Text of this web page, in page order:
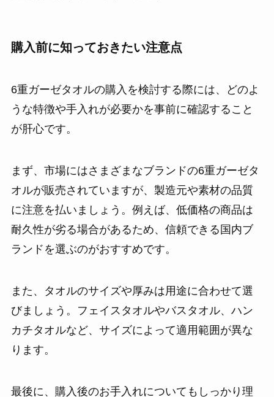
購入前に知っておきたい注意点
6重ガーゼタオルの購入を検討する際には、どのよ
うな特徴や手入れが必要かを事前に確認すること
が肝心です。
まず、市場にはさまざまなブランドの6重ガーゼタ
オルが販売されていますが、製造元や素材の品質
に注意を払いましょう。例えば、低価格の商品は
耐久性が劣る場合があるため、信頼できる国内ブ
ランドを選ぶのがおすすめです。
また、タオルのサイズや厚みは用途に合わせて選
びましょう。フェイスタオルやバスタオル、ハン
カチタオルなど、サイズによって適用範囲が異な
ります。
最後に、購入後のお手入れについてもしっかり理